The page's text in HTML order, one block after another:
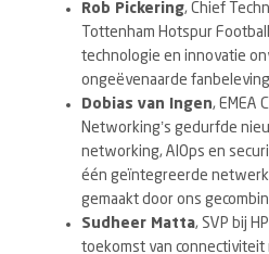
Rob Pickering, Chief
Tottenham Hotspur
technologie en innovatie
ongeëvenaarde
Dobias van Ingen, EMEA
Networking’s gedurfde
networking, AIOps en
één geïntegreerde
gemaakt door ons
Sudheer Matta, SVP bij
toekomst van